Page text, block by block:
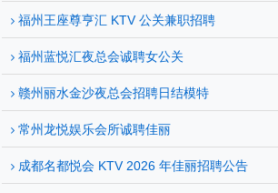
福州王座尊亨汇 KTV 公关兼职招聘
福州蓝悦汇夜总会诚聘女公关
赣州丽水金沙夜总会招聘日结模特
常州龙悦娱乐会所诚聘佳丽
成都名都悦会 KTV 2026 年佳丽招聘公告